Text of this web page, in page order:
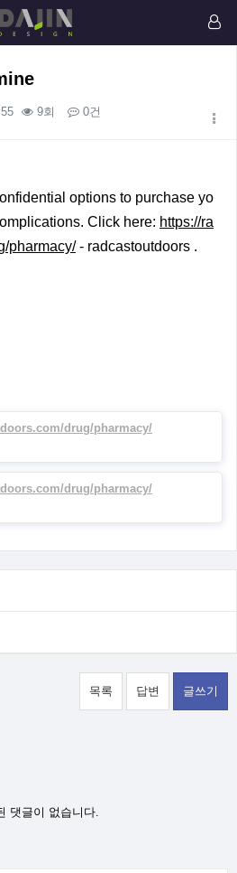
9회 0건
options to purchase yo
Click here: https://ra
pharmacy/- radcastoutdoors .
drug/pharmacy/
drug/pharmacy/
목록 답변 글쓰기
댓글이 없습니다.